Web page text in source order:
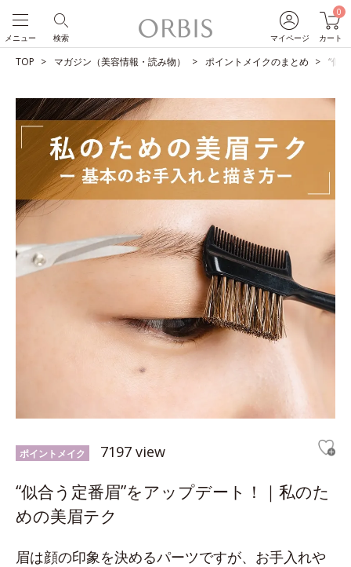
マイページ
0
カート
検索
メニュー
TOP マガジン（美容情報・読み物） ポイントメイクのまとめ “似
ポイントメイク 7197 view
“似合う定番眉”をアップデート！｜私のた
めの美眉テク
眉は顔の印象を決めるパーツですが、お手入れや